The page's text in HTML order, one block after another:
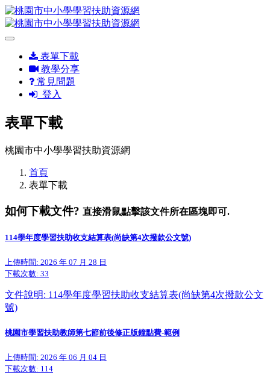
表單下載
教學分享
常見問題
登入
表單下載
桃園市中小學學習扶助資源網
首頁
表單下載
如何下載文件? 直接滑鼠點擊該文件所在區塊即可.
114學年度學習扶助收支結算表(尚缺第4次撥款公文號)
上傳時間: 2026 年 07 月 28 日
下載次數: 33
文件說明: 114學年度學習扶助收支結算表(尚缺第4次撥款公文
號)
桃園市學習扶助教師第七節前後修正版鐘點費-範例
上傳時間: 2026 年 06 月 04 日
下載次數: 114